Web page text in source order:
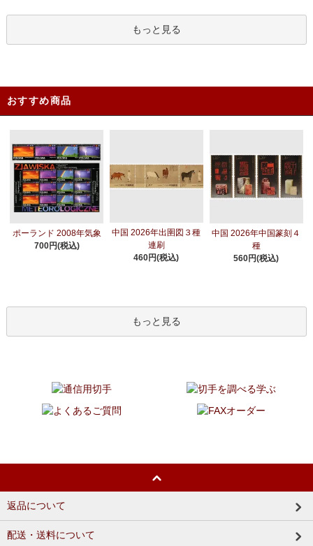
もっと見る
おすすめ商品
ポーランド 2008年気象
700円(税込)
中国 2026年出圉図３種
連刷
460円(税込)
中国 2026年中国篆刻４
種
560円(税込)
もっと見る
返品について
配送・送料について